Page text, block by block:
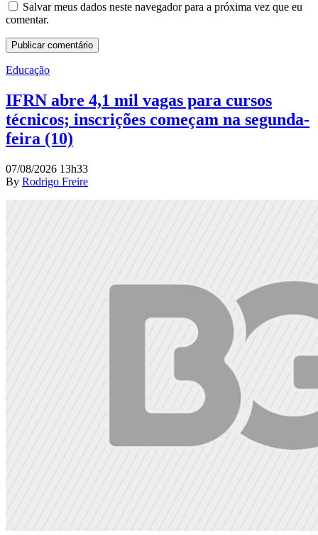
Salvar meus dados neste navegador para a próxima vez que eu
comentar.
Educação
IFRN abre 4,1 mil vagas para cursos
técnicos; inscrições começam na segunda-
feira (10)
07/08/2026 13h33
By Rodrigo Freire